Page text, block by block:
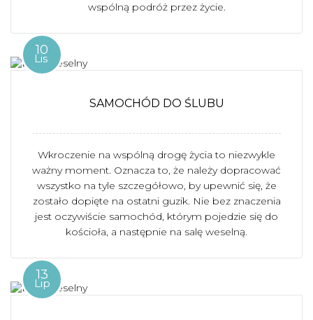
wspólną podróż przez życie.
10
Lis
SAMOCHÓD DO ŚLUBU
Wkroczenie na wspólną drogę życia to niezwykle
ważny moment. Oznacza to, że należy dopracować
wszystko na tyle szczegółowo, by upewnić się, że
zostało dopięte na ostatni guzik. Nie bez znaczenia
jest oczywiście samochód, którym pojedzie się do
kościoła, a następnie na salę weselną.
13
Lip